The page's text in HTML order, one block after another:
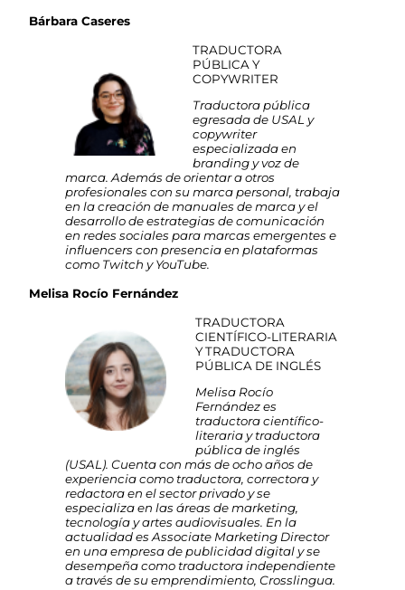
Bárbara Caseres
TRADUCTORA
PÚBLICA Y
COPYWRITER
Traductora pública
egresada de USAL y
copywriter
especializada en
branding y voz de
marca. Además de orientar a otros
profesionales con su marca personal, trabaja
en la creación de manuales de marca y el
desarrollo de estrategias de comunicación
en redes sociales para marcas emergentes e
influencers con presencia en plataformas
como Twitch y YouTube.
Melisa Rocío Fernández
TRADUCTORA
CIENTÍFICO-LITERARIA
Y TRADUCTORA
PÚBLICA DE INGLÉS
Melisa Rocío
Fernández es
traductora científico-
literaria y traductora
pública de inglés
(USAL). Cuenta con más de ocho años de
experiencia como traductora, correctora y
redactora en el sector privado y se
especializa en las áreas de marketing,
tecnología y artes audiovisuales. En la
actualidad es Associate Marketing Director
en una empresa de publicidad digital y se
desempeña como traductora independiente
a través de su emprendimiento, Crosslingua.